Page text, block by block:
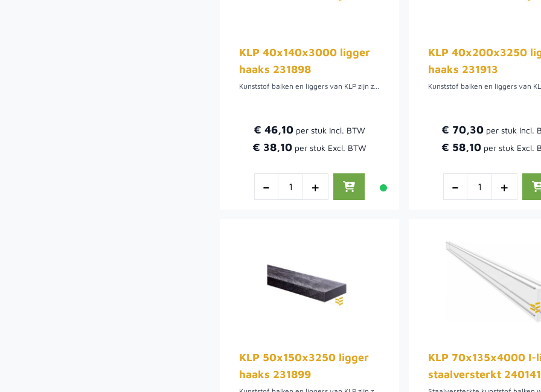
KLP 40x140x3000 ligger
haaks 231898
Kunststof balken en liggers van KLP zijn zeer duurzaam en vergen geen onderhoud. KLP balken en liggers zijn milieuvriendelijk, splintert en rot niet. Deze zijn in diverse lengtes en maten verkrijgbaar.
€ 46,10
€ 38,10
- +
KLP 40x200x3250
haaks 231913
€ 70,30
€ 58,10
- +
KLP 50x150x3250 ligger
haaks 231899
KLP 70x135x4000 I-
staalversterkt 240141